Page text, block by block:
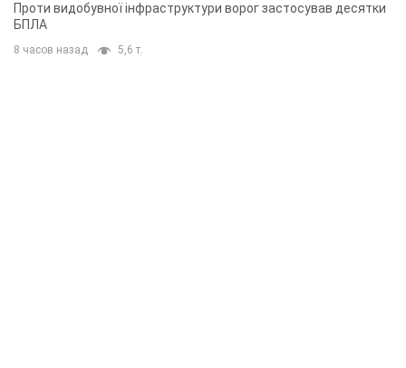
Проти видобувної інфраструктури ворог застосував десятки
БПЛА
8 часов назад 5,6 т.